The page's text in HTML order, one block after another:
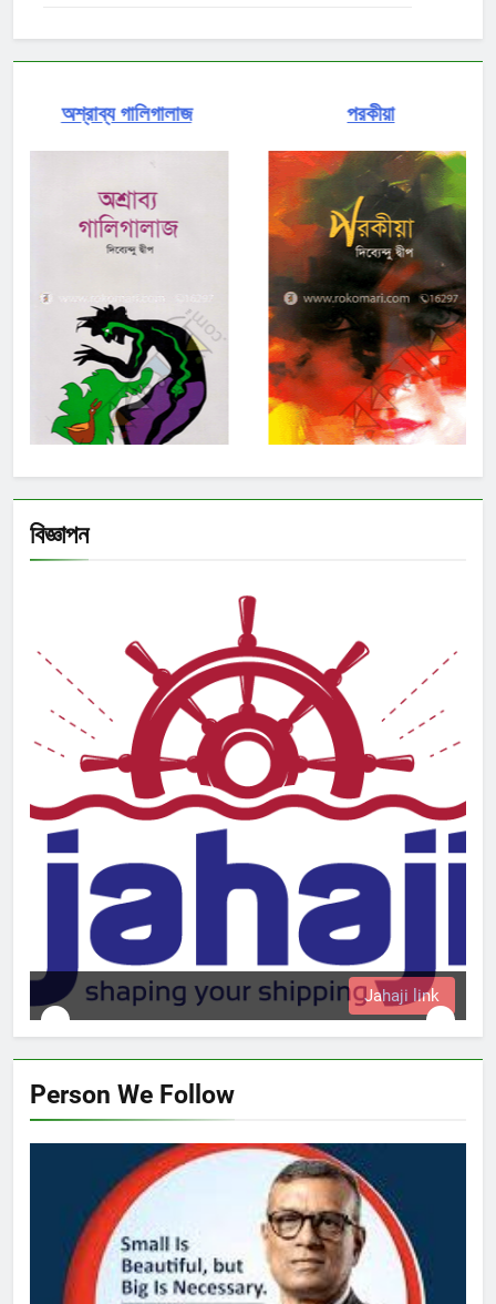
গালিগালাজ
বিজ্ঞাপন
Jahaji link
Person We Follow